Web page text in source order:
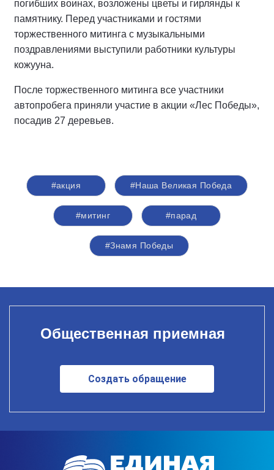
погибших воинах, возложены цветы и гирлянды к
памятнику. Перед участниками и гостями
торжественного митинга с музыкальными
поздравлениями выступили работники культуры
кожууна.
После торжественного митинга все участники
автопробега приняли участие в акции «Лес Победы»,
посадив 27 деревьев.
#акция #Наша Великая Победа
#митинг #парад
#Знамя Победы
Общественная приемная
Создать обращение